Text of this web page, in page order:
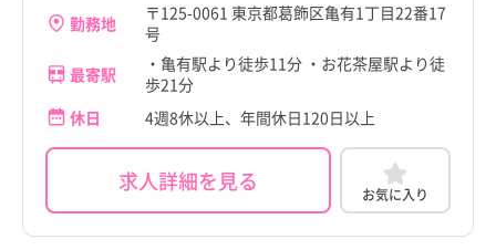
勤務地
〒125-0061 東京都葛飾区亀有1丁目22番17
号
最寄駅
・亀有駅より徒歩11分 ・お花茶屋駅より徒
歩21分
休日
4週8休以上、年間休日120日以上
求人詳細を見る お気に入り